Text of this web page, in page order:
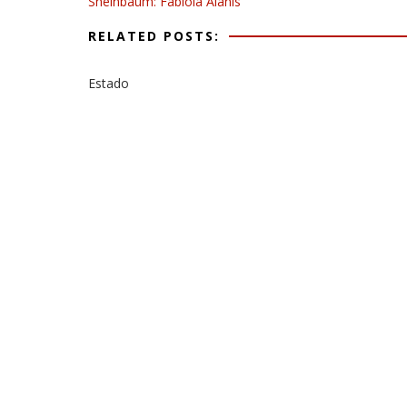
RELATED POSTS:
Estado